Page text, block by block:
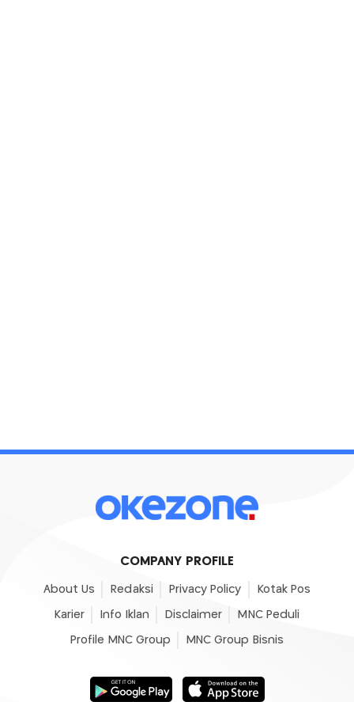
COMPANY PROFILE
About Us Redaksi Privacy Policy Kotak Pos
Karier Info Iklan Disclaimer MNC Peduli
Profile MNC Group MNC Group Bisnis